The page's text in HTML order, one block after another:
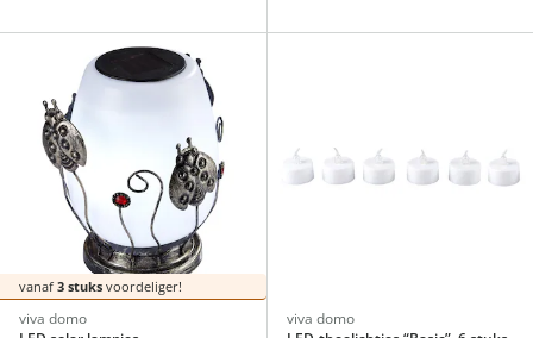
vanaf 3 stuks voordeliger!
viva domo
viva domo